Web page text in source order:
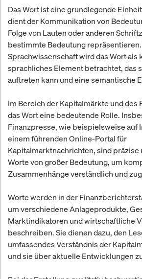
Das Wort ist eine grundlegende
dient der Kommunikation von
Folge von Lauten oder anderen
bestimmte Bedeutung
Sprachwissenschaft wird das Wort als
sprachliches Element betrachtet, das
auftreten kann und eine semantische
Im Bereich der Kapitalmärkte und des
das Wort eine bedeutende Rolle.
Finanzpresse, wie beispielsweise auf
einem führenden Online-Portal für
Kapitalmarktnachrichten, sind präzise
Worte von großer Bedeutung, um
Zusammenhänge verständlich und
Worte werden in der
um verschiedene Anlageprodukte,
Marktindikatoren und wirtschaftliche
beschreiben. Sie dienen dazu, den
umfassendes Verständnis der
und sie über aktuelle Entwicklungen